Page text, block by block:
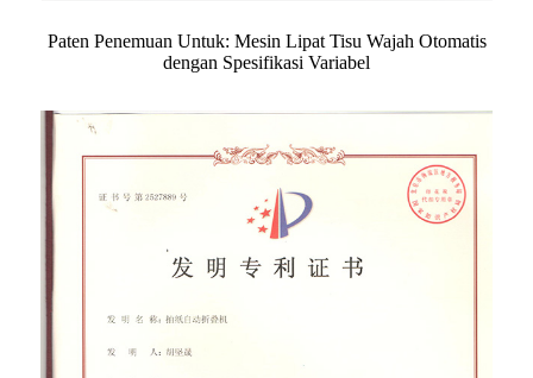
Paten Penemuan Untuk: Mesin Lipat Tisu Wajah Otomatis
dengan Spesifikasi Variabel